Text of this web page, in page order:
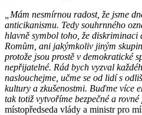
„Mám nesmírnou radost, že jsme
anticikanismu. Tedy souhrnného
hlavně symbol toho, že diskriminaci
Romům, ani jakýmkoliv jiným
protože jsou prostě v demokratické
nepřijatelné. Rád bych vyzval
naslouchejme, učme se od lidí s
kultury a zkušenostmi. Buďme více
tak totiž vytvoříme bezpečné a
místopředseda vlády a ministr pro